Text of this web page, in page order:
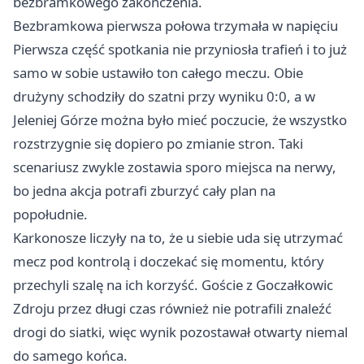
Bezbramkowa pierwsza połowa trzymała w napięciu
Pierwsza część spotkania nie przyniosła trafień i to już
samo w sobie ustawiło ton całego meczu. Obie
drużyny schodziły do szatni przy wyniku 0:0, a w
Jeleniej Górze można było mieć poczucie, że wszystko
rozstrzygnie się dopiero po zmianie stron. Taki
scenariusz zwykle zostawia sporo miejsca na nerwy,
bo jedna akcja potrafi zburzyć cały plan na
popołudnie.
Karkonosze liczyły na to, że u siebie uda się utrzymać
mecz pod kontrolą i doczekać się momentu, który
przechyli szalę na ich korzyść. Goście z Goczałkowic
Zdroju przez długi czas również nie potrafili znaleźć
drogi do siatki, więc wynik pozostawał otwarty niemal
do samego końca.